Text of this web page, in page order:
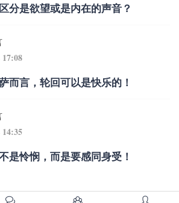
分是欲望或是内在的声音？
17:08
而言，轮回可以是快乐的！
14:35
是怜悯，而是要感同身受！